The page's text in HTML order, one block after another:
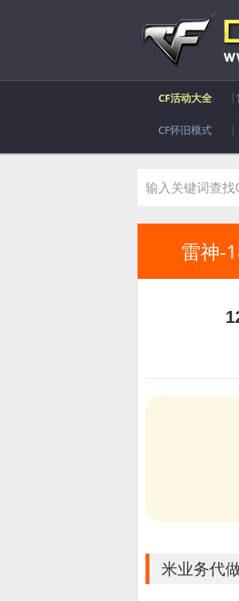
CF活动大全
CF怀旧模式
雷神-
米业务代